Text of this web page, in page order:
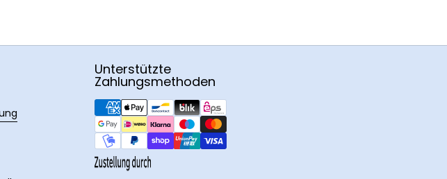
Unterstützte
Zahlungsmethoden